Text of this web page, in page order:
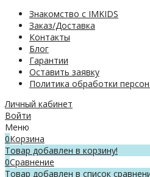
Знакомство с IMKIDS
Заказ/Доставка
Контакты
Блог
Гарантии
Оставить заявку
Политика обработки
Личный кабинет
Войти
Меню
0Корзина
Товар добавлен в корзину!
0Сравнение
Товар добавлен в список